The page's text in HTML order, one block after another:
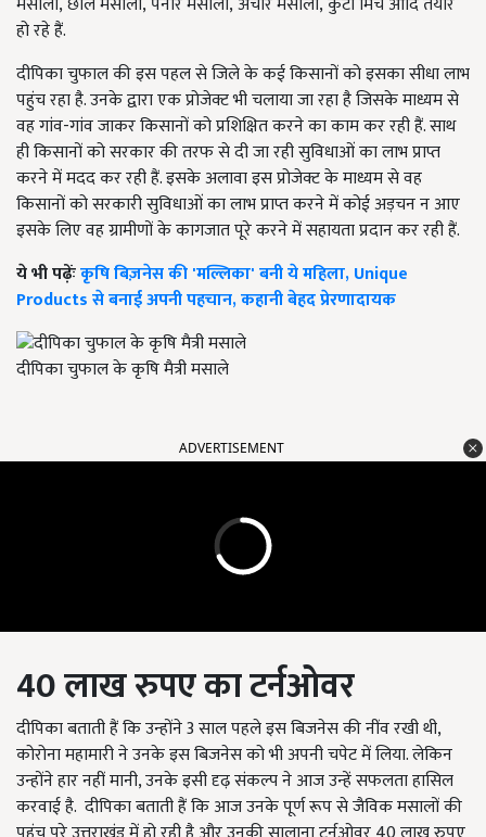
हो रहे हैं.
दीपिका चुफाल की इस पहल से जिले के कई किसानों को इसका सीधा लाभ
पहुंच रहा है. उनके द्वारा एक प्रोजेक्ट भी चलाया जा रहा है जिसके माध्यम से
वह गांव-गांव जाकर किसानों को प्रशिक्षित करने का काम कर रही हैं. साथ
ही किसानों को सरकार की तरफ से दी जा रही सुविधाओं का लाभ प्राप्त
करने में मदद कर रही हैं. इसके अलावा इस प्रोजेक्ट के माध्यम से वह
किसानों को सरकारी सुविधाओं का लाभ प्राप्त करने में कोई अड़चन न आए
इसके लिए वह ग्रामीणों के कागजात पूरे करने में सहायता प्रदान कर रही हैं.
ये भी पढ़ेंःकृषि बिज़नेस की 'मल्लिका' बनी ये महिला, Unique
Products से बनाई अपनी पहचान, कहानी बेहद प्रेरणादायक
दीपिका चुफाल के कृषि मैत्री मसाले
ADVERTISEMENT
40 लाखरुपए का टर्नओवर
दीपिका बताती हैं कि उन्होंने 3 साल पहले इस बिजनेस की नींव रखी थी,
कोरोना महामारी ने उनके इस बिजनेस को भी अपनी चपेट में लिया. लेकिन
उन्होंने हार नहीं मानी, उनके इसी दृढ़ संकल्प ने आज उन्हें सफलता हासिल
करवाई है. दीपिका बताती हैं कि आज उनके पूर्ण रूप से जैविक मसालों की